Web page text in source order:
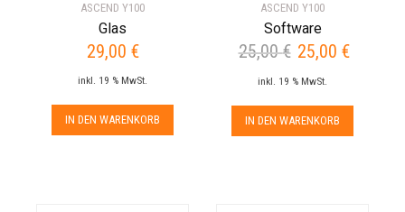
ASCEND Y100
Glas
29,00 €
inkl. 19 % MwSt.
IN DEN WARENKORB
ASCEND Y100
Software
25,00€ Ursprünglicher
25,00 €
25,00 €Aktueller
inkl. 19 % MwSt.
IN DEN WARENKORB